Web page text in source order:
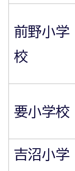
前野小学
校
要小学校
吉沼小学